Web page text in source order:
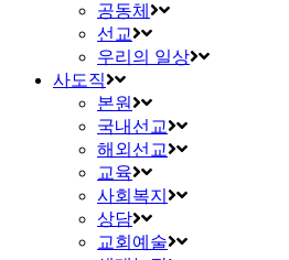
공동체
선교
우리의 일상
사도직
본원
국내선교
해외선교
교육
사회복지
상담
교회예술